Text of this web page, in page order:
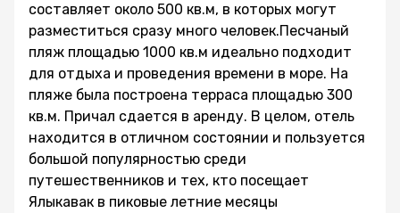
составляет около 500 кв.м, в которых могут
разместиться сразу много человек.Песчаный
пляж площадью 1000 кв.м идеально подходит
для отдыха и проведения времени в море. На
пляже была построена терраса площадью 300
кв.м. Причал сдается в аренду. В целом, отель
находится в отличном состоянии и пользуется
большой популярностью среди
путешественников и тех, кто посещает
Ялыкавак в пиковые летние месяцы